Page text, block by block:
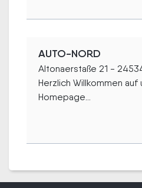
AUTO-NORD
Altonaerstaße 21 -
Herzlich Willkommen auf
Homepage...